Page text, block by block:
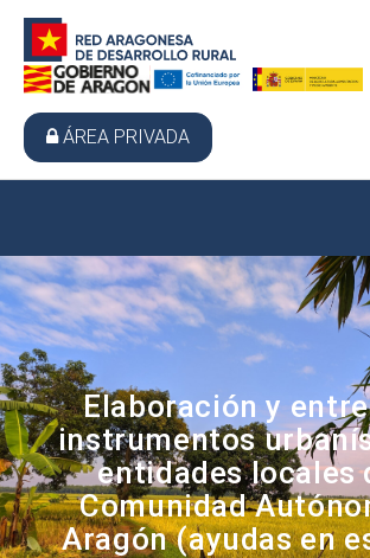
ÁREA PRIVADA
Elaboración y
instrumentos
entidades locales
Comunidad
Aragón (ayudas en